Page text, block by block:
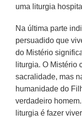
uma liturgia
Na última parte
persuadido que
do Mistério
liturgia. O Mistério
sacralidade, mas
humanidade do
verdadeiro
liturgia é fazer